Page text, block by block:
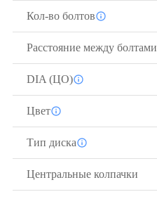
Кол-во болтов
Расстояние между болтами
DIA (ЦО)
Цвет
Тип диска
Центральные колпачки